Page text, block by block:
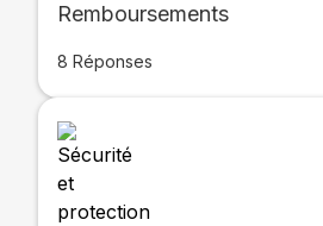
Remboursements
8 Réponses